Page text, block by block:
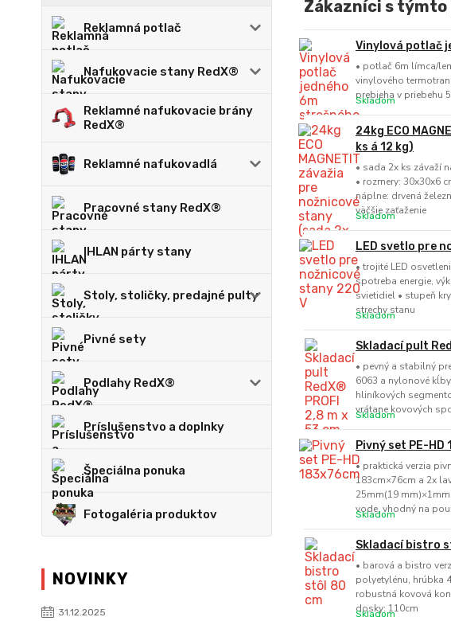
Reklamná potlač
Nafukovacie stany RedX®
Reklamné nafukovacie brány
RedX®
Reklamné nafukovadlá
Pracovné stany RedX®
IHLAN párty stany
Stoly, stoličky, predajné pulty
Pivné sety
Podlahy RedX®
Príslušenstvo a doplnky
Špeciálna ponuka
Fotogaléria produktov
NOVINKY
31.12.2025
Zákazníci s
Vinylová potlač
• potlač 6m límca/
vinylového
prebieha v priebehu
Skladom
24kg ECO
ks á 12 kg)
• sada 2x ks závaží
• rozmery: 30x30x6
náplne: drvená
väčšie zaťaženie
Skladom
LED svetlo pre
• trojité LED
spotreba energie,
svietidiel • stupeň
strechy stanu
Skladom
Skladací pult
• pevný a stabilný
6063 a nylonové
hliníkových
vrátane kovových
Skladom
Pivný set PE-HD
• praktická verzia
183cm×76cm a 2x
25mm(19
vode, vhodný na
Skladom
Skladací bistro
• barová a bistro
polyetylénu, hrúbka
robustná kovová
dosky: 110cm
Skladom